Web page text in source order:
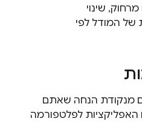
שינוי
של המודל לפי
מנקודת הנחה שאתם
האפליקציות לפלטפורמה